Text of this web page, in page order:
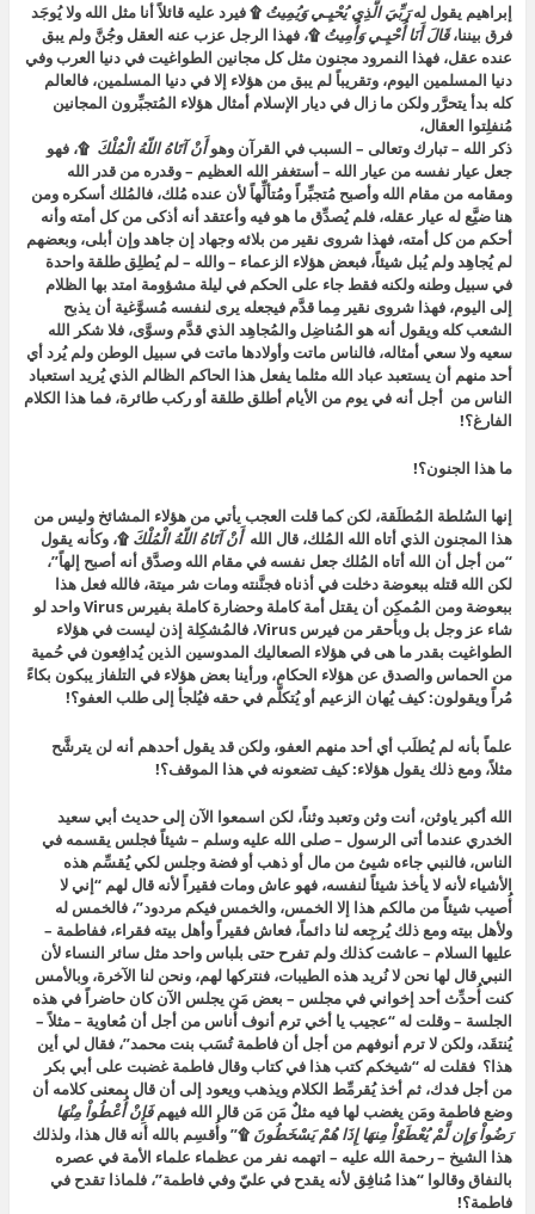
إبراهيم يقول لهرَبِّيَ الَّذِي يُحْيِـي وَيُمِيتُ ۩فيرد عليه قائلاً أنا مثل الله ولا يُوجَد
فرق بيننا،قَالَ أَنَا أُحْيِـي وَأُمِيتُ ۩، فهذا الرجل عزب عنه العقل وجُنَّ ولم يبق
عنده عقل، فهذا النمرود مجنون مثل كل مجانين الطواغيت في دنيا العرب وفي
دنيا المسلمين اليوم، وتقريباً لم يبق من هؤلاء إلا في دنيا المسلمين، فالعالم
كله بدأ يتحرَّر ولكن ما زال في ديار الإسلام أمثال هؤلاء المُتجبِّرون المجانين
مُنفلِتوا العقال،
ذكر الله – تبارك وتعالى – السبب في القرآن وهوأَنْ آتَاهُ اللّهُ الْمُلْكَ ۩، فهو
جعل عيار نفسه من عيار الله – أستغفر الله العظيم – وقدره من قدر الله
ومقامه من مقام الله وأصبح مُتجبِّراً ومُتألِّهاً لأن عنده مُلك، فالمُلك أسكره ومن
هنا ضيَّع له عيار عقله، فلم يُصدِّق ما هو فيه وأعتقد أنه أذكى من كل أمته وأنه
أحكم من كل أمته، فهذا شروى نقير من بلائه وجهاد إن جاهد وإن أبلى، وبعضهم
لم يُجاهِد ولم يُبل شيئاً، فبعض هؤلاء الزعماء – والله – لم يُطلِق طلقة واحدة
في سبيل وطنه ولكنه فقط جاء على الحكم في ليلة مشؤومة امتد بها الظلام
إلى اليوم، فهذا شروى نقير مِما قدَّم فيجعله يرى لنفسه مُسوَّغية أن يذبح
الشعب كله ويقول أنه هو المُناضِل والمُجاهِد الذي قدَّم وسوَّى، فلا شكر الله
سعيه ولا سعي أمثاله، فالناس ماتت وأولادها ماتت في سبيل الوطن ولم يُرد أي
أحد منهم أن يستعبد عباد الله مثلما يفعل هذا الحاكم الظالم الذي يُريد استعباد
الناس من أجل أنه في يوم من الأيام أطلق طلقة أو ركب طائرة، فما هذا الكلام
الفارغ؟!
ما هذا الجنون؟!
إنها السُلطة المُطلَقة، لكن كما قلت العجب يأتي من هؤلاء المشائخ وليس من
هذا المجنون الذي أتاه الله المُلك، قال اللهأَنْ آتَاهُ اللّهُ الْمُلْكَ ۩، وكأنه يقول
“من أجل أن الله أتاه المُلك جعل نفسه في مقام الله وصدَّق أنه أصبح إلهاً”،
لكن الله قتله ببعوضة دخلت في أذناه فجنَّنته ومات شر ميتة، فالله فعل هذا
ببعوضة ومن المُمكِن أن يقتل أمة كاملة وحضارة كاملة بفيرس Virus واحد لو
شاء عز وجل بل وبأحقر من فيرس Virus، فالمُشكِلة إذن ليست في هؤلاء
الطواغيت بقدر ما هى في هؤلاء الصعاليك المدوسين الذين يُدافِعون في حُمية
من الحماس والصدق عن هؤلاء الحكام، ورأينا بعض هؤلاء في التلفاز يبكون بكاءً
مُراً ويقولون: كيف يُهان الزعيم أو يُتكلَّم في حقه فيُلجأ إلى طلب العفو؟!
علماً بأنه لم يُطلَب أي أحد منهم العفو، ولكن قد يقول أحدهم أنه لن يترشَّح
مثلاً، ومع ذلك يقول هؤلاء: كيف تضعونه في هذا الموقف؟!
الله أكبر ياوثن، أنت وثن وتعبد وثناً، لكن اسمعوا الآن إلى حديثأبي سعيد
الخدري عندما أتى الرسول – صلى الله عليه وسلم – شيئاً فجلس يقسمه في
الناس، فالنبي جاءه شيئ من مال أو ذهب أو فضة وجلس لكي يُقسِّم هذه
الأشياء لأنه لا يأخذ شيئاً لنفسه، فهو عاش ومات فقيراً لأنه قال لهم “إني لا
أُصيب شيئاً من مالكم هذا إلا الخمس، والخمس فيكم مردود”، فالخمس له
ولأهل بيته ومع ذلك يُرجِعه لنا دائماً، فعاش فقيراً وأهل بيته فقراء، ففاطمة –
عليها السلام – عاشت كذلك ولم تفرح حتى بلباس واحد مثل سائر النساء لأن
النبي قال لها نحن لا نُريد هذه الطيبات، فنتركها لهم، ونحن لنا الآخرة، وبالأمس
كنت أُحدِّث أحد إخواني في مجلس – بعض مَن يجلس الآن كان حاضراً في هذه
الجلسة – وقلت له “عجيب يا أخي ترم أنوف أُناس من أجل أن مُعاوية – مثلاً –
يُنتقَد، ولكن لا ترم أنوفهم من أجل أن فاطمة تُسَب بنت محمد”، فقال لي أين
هذا؟ فقلت له “شيخكم كتب هذا في كتاب وقال فاطمة غضبت على أبي بكر
من أجل فدك، ثم أخذ يُقرمِّط الكلام ويذهب ويعود إلى أن قال بمعنى كلامه أن
وضع فاطمة ومَن يغضب لها فيه مثلٌ مَن مَن قال الله فيهم فَإِنْ أُعْطُواْ مِنْهَا
رَضُواْ وَإِن لَّمْ يُعْطَوْاْ مِنهَا إِذَا هُمْ يَسْخَطُونَ ۩” وأُقسِم بالله أنه قال هذا، ولذلك
هذا الشيخ – رحمة الله عليه – اتهمه نفر من عظماء علماء الأمة في عصره
بالنفاق وقالوا “هذا مُنافِق لأنه يقدح في عليّ وفي فاطمة”، فلماذا تقدح في
فاطمة؟!